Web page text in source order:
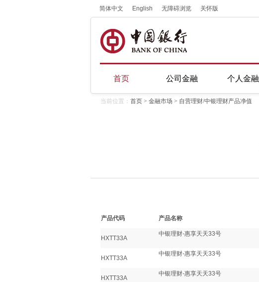
简体中文 English 无障碍浏览 关怀版
首页 公司金融 个人金融
当前位置： 首页 > 金融市场 > 自营理财/中银理财产品净值
产品代码 产品名称
HXTT33A
中银理财-惠享天天33号
HXTT33A
中银理财-惠享天天33号
HXTT33A
中银理财-惠享天天33号